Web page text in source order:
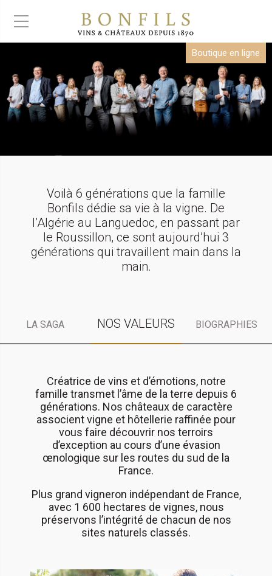
Boutique en ligne
Voilà 6 générations que la famille
Bonfils dédie sa vie à la vigne. De
l’Algérie au Languedoc, en passant par
le Roussillon, ce sont aujourd’hui 3
générations qui travaillent main dans la
main.
LA SAGA NOS VALEURS BIOGRAPHIES
Créatrice de vins et d’émotions, notre
famille transmet l’âme de la terre depuis 6
générations. Nos châteaux de caractère
associent vigne et hôtellerie raffinée pour
vous faire découvrir nos terroirs
d’exception au cours d’une évasion
œnologique sur les routes du sud de la
France.
Plus grand vigneron indépendant de France,
avec 1 600 hectares de vignes, nous
préservons l’intégrité de chacun de nos
sites naturels classés.